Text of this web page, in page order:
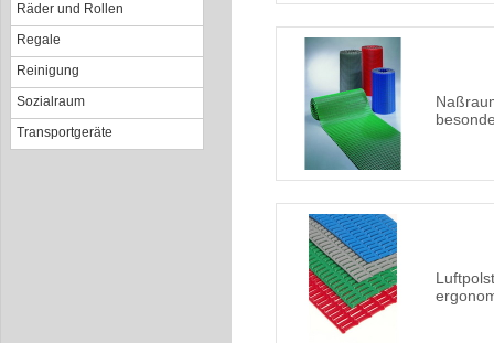
Räder und Rollen
Regale
Reinigung
Sozialraum
Transportgeräte